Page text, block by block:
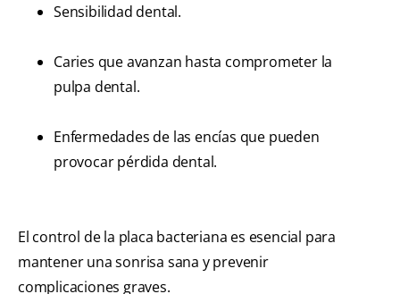
Sensibilidad dental.
Caries que avanzan hasta comprometer la
pulpa dental.
Enfermedades de las encías que pueden
provocar pérdida dental.
El control de la placa bacteriana es esencial para
mantener una sonrisa sana y prevenir
complicaciones graves.